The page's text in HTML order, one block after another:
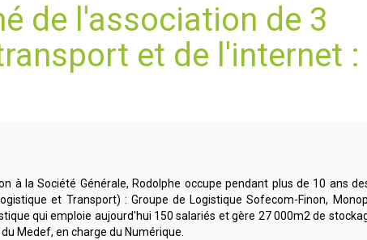
de l'association de 3
et de l'internet :
à la Société Générale, Rodolphe occupe pendant plus de 10 ans
et Transport) : Groupe de Logistique Sofecom-Finon,
qui emploie aujourd'hui 150 salariés et gère 27 000m2 de
Medef, en charge du Numérique.